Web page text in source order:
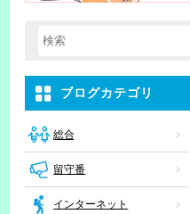
検索キーワード入力
ブログカテゴリ
総合
留守番
インターネット